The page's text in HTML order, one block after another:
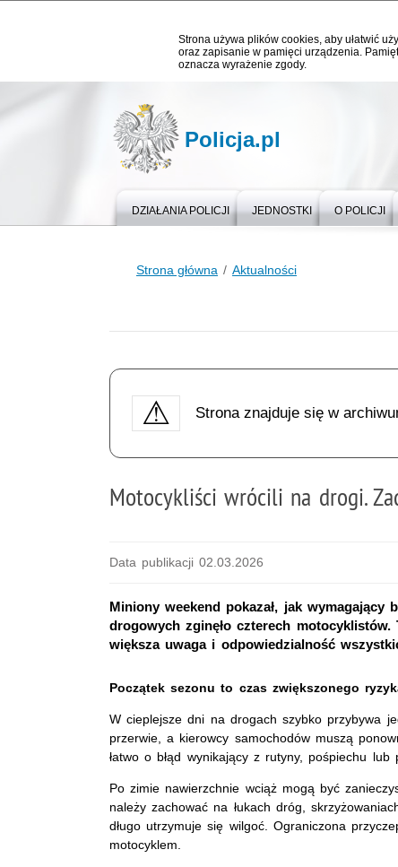
Strona używa plików cookies, aby ułatwić
oraz zapisanie w pamięci urządzenia.
oznacza wyrażenie zgody.
Policja.pl
DZIAŁANIA POLICJI JEDNOSTKI O POLICJI
Strona główna Aktualności
Strona znajduje się w
Motocykliści wrócili na drogi.
Data publikacji 02.03.2026
Miniony weekend pokazał, jak
drogowych zginęło czterech
większa uwaga i odpowiedzialność
Początek sezonu to czas zwiększonego
W cieplejsze dni na drogach szybko przybywa
przerwie, a kierowcy samochodów muszą
łatwo o błąd wynikający z rutyny, pośpiechu lub
Po zimie nawierzchnie wciąż mogą być
należy zachować na łukach dróg,
długo utrzymuje się wilgoć. Ograniczona
motocyklem.